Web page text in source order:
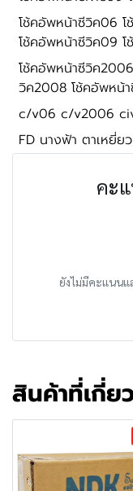
โช้คอัพหน้าซีวิค06
โช้คอัพหน้าซีวิค09 โ
โช้คอัพหน้าซีวิค
วิค2008 โช้คอัพหน้
c/v06 c/v2006
FD นางฟ้า ตาเหยี่ยว
คะ
ยังไม่มีคะแนน
สินค้าที่เกี่ย